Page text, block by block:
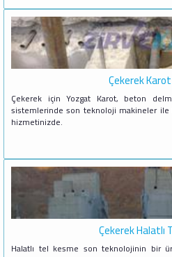
Çekerek
Çekerek için Yozgat Karot, beton
sistemlerinde son teknoloji makineler ile
hizmetinizde.
Çekerek Halatlı
Halatlı tel kesme son teknolojinin bir